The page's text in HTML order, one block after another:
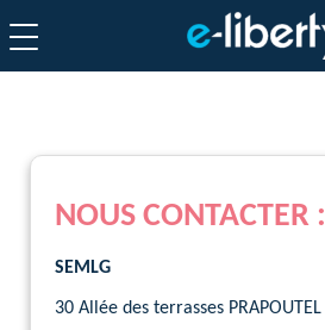
NOUS CONTACTER :
SEMLG
30 Allée des terrasses PRAPOUTEL
CHANGE LANGUAGE